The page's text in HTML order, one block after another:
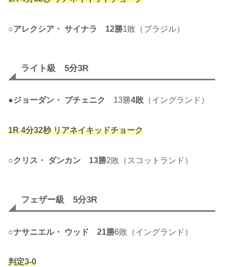
○アレクシア・ サイナラ 12勝1敗（ブラジル）
ライト級 5分3R
●ジョーダン・ ブチェニク 13勝4敗 （イングランド）
1R 4分32秒 リアネイキッドチョーク
○クリス・ ダンカン 13勝2敗（スコットランド）
フェザー級 5分3R
○ナサニエル・ ウッド 21勝6敗（イングランド）
判定3-0